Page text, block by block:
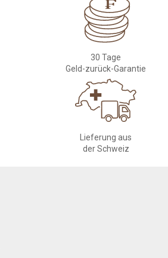
30 Tage
Geld-zurück-Garantie
Lieferung aus
der Schweiz